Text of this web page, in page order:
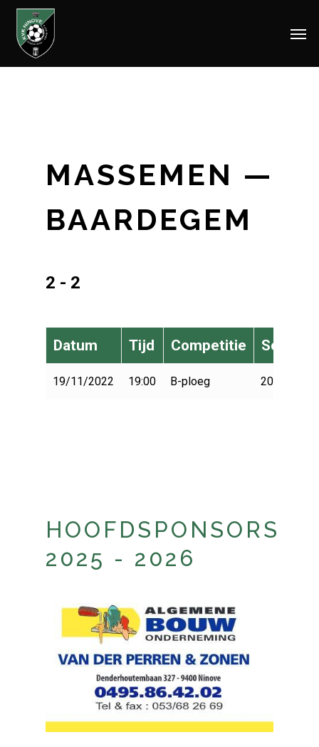
Skip
MASSEMEN —
BAARDEGEM
2 - 2
Datum Tijd Competitie Seizoen
19/11/2022 19:00 B-ploeg 2022-2023
HOOFDSPONSORS
2025 - 2026